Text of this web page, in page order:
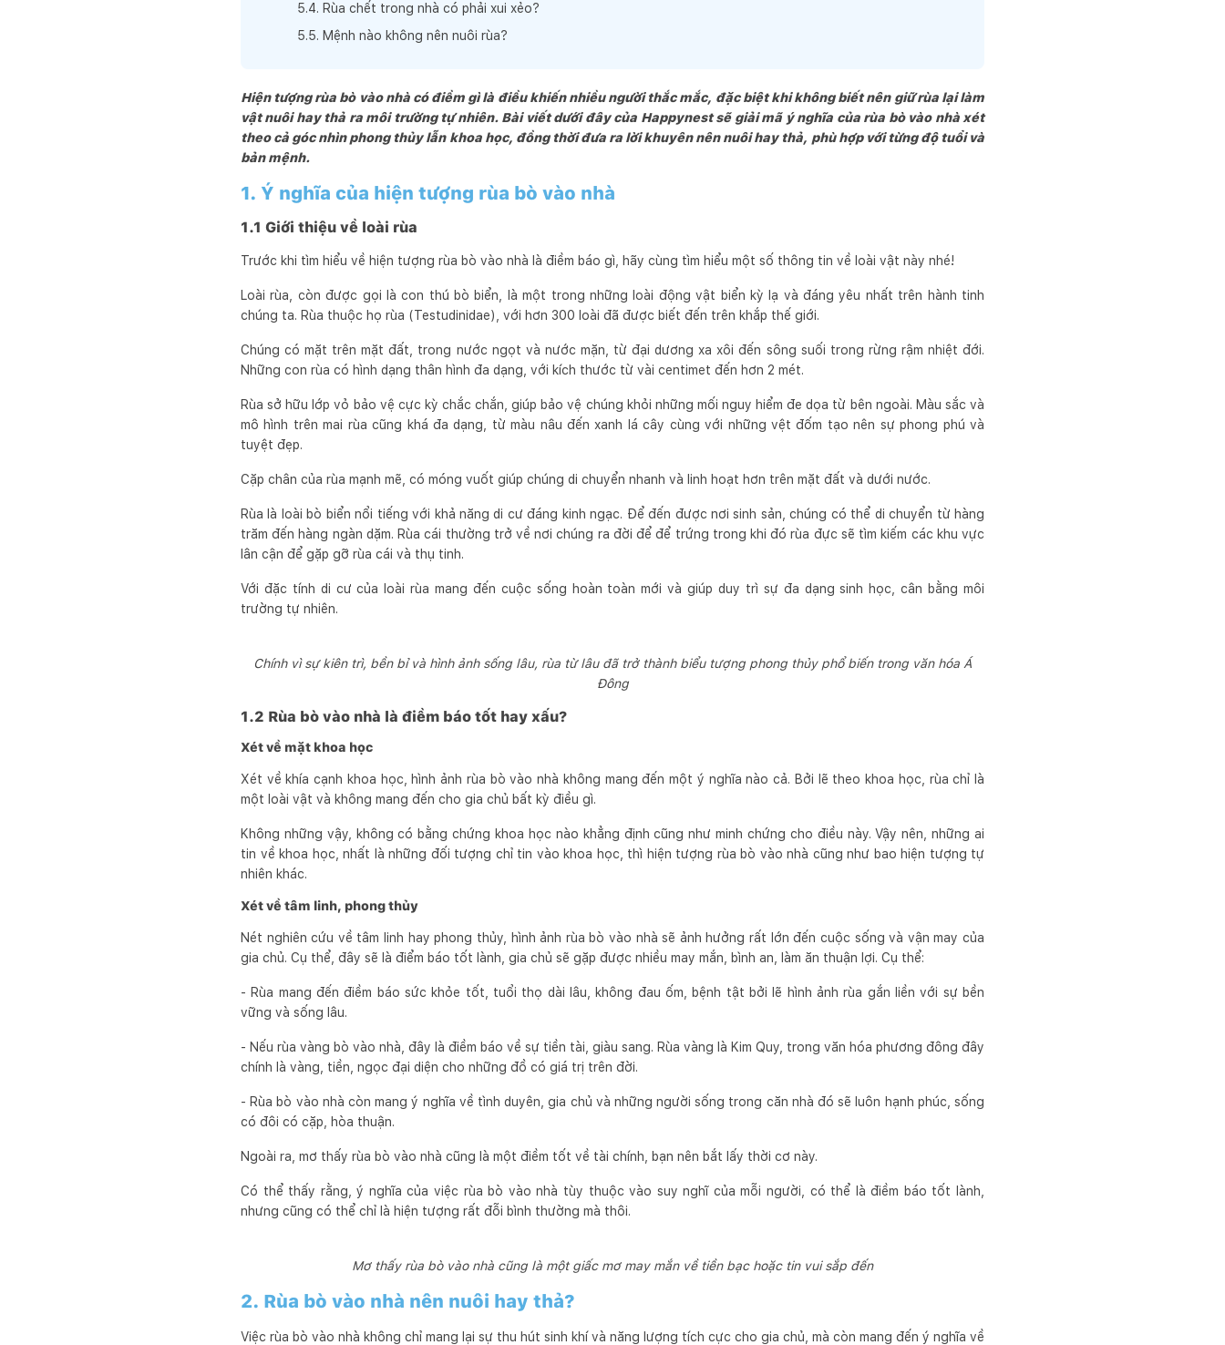
5.4. Rùa chết trong nhà có phải xui xẻo?
5.5. Mệnh nào không nên nuôi rùa?
Hiện tượng rùa bò vào nhà có điềm gì là điều khiến nhiều người thắc mắc, đặc biệt khi không biết nên giữ rùa lại làm
vật nuôi hay thả ra môi trường tự nhiên. Bài viết dưới đây của Happynest sẽ giải mã ý nghĩa của rùa bò vào nhà xét
theo cả góc nhìn phong thủy lẫn khoa học, đồng thời đưa ra lời khuyên nên nuôi hay thả, phù hợp với từng độ tuổi và
bản mệnh.
1. Ý nghĩa của hiện tượng rùa bò vào nhà
1.1 Giới thiệu về loài rùa
Trước khi tìm hiểu về hiện tượng rùa bò vào nhà là điềm báo gì, hãy cùng tìm hiểu một số thông tin về loài vật này nhé!
Loài rùa, còn được gọi là con thú bò biển, là một trong những loài động vật biển kỳ lạ và đáng yêu nhất trên hành tinh
chúng ta. Rùa thuộc họ rùa (Testudinidae), với hơn 300 loài đã được biết đến trên khắp thế giới.
Chúng có mặt trên mặt đất, trong nước ngọt và nước mặn, từ đại dương xa xôi đến sông suối trong rừng rậm nhiệt đới.
Những con rùa có hình dạng thân hình đa dạng, với kích thước từ vài centimet đến hơn 2 mét.
Rùa sở hữu lớp vỏ bảo vệ cực kỳ chắc chắn, giúp bảo vệ chúng khỏi những mối nguy hiểm đe dọa từ bên ngoài. Màu sắc và
mô hình trên mai rùa cũng khá đa dạng, từ màu nâu đến xanh lá cây cùng với những vệt đốm tạo nên sự phong phú và
tuyệt đẹp.
Cặp chân của rùa mạnh mẽ, có móng vuốt giúp chúng di chuyển nhanh và linh hoạt hơn trên mặt đất và dưới nước.
Rùa là loài bò biển nổi tiếng với khả năng di cư đáng kinh ngạc. Để đến được nơi sinh sản, chúng có thể di chuyển từ hàng
trăm đến hàng ngàn dặm. Rùa cái thường trở về nơi chúng ra đời để để trứng trong khi đó rùa đực sẽ tìm kiếm các khu vực
lân cận để gặp gỡ rùa cái và thụ tinh.
Với đặc tính di cư của loài rùa mang đến cuộc sống hoàn toàn mới và giúp duy trì sự đa dạng sinh học, cân bằng môi
trường tự nhiên.
Chính vì sự kiên trì, bền bỉ và hình ảnh sống lâu, rùa từ lâu đã trở thành biểu tượng phong thủy phổ biến trong văn hóa Á
Đông
1.2 Rùa bò vào nhà là điềm báo tốt hay xấu?
Xét về mặt khoa học
Xét về khía cạnh khoa học, hình ảnh rùa bò vào nhà không mang đến một ý nghĩa nào cả. Bởi lẽ theo khoa học, rùa chỉ là
một loài vật và không mang đến cho gia chủ bất kỳ điều gì.
Không những vậy, không có bằng chứng khoa học nào khẳng định cũng như minh chứng cho điều này. Vậy nên, những ai
tin về khoa học, nhất là những đối tượng chỉ tin vào khoa học, thì hiện tượng rùa bò vào nhà cũng như bao hiện tượng tự
nhiên khác.
Xét về tâm linh, phong thủy
Nét nghiên cứu về tâm linh hay phong thủy, hình ảnh rùa bò vào nhà sẽ ảnh hưởng rất lớn đến cuộc sống và vận may của
gia chủ. Cụ thể, đây sẽ là điểm báo tốt lành, gia chủ sẽ gặp được nhiều may mắn, bình an, làm ăn thuận lợi. Cụ thể:
- Rùa mang đến điềm báo sức khỏe tốt, tuổi thọ dài lâu, không đau ốm, bệnh tật bởi lẽ hình ảnh rùa gắn liền với sự bền
vững và sống lâu.
- Nếu rùa vàng bò vào nhà, đây là điềm báo về sự tiền tài, giàu sang. Rùa vàng là Kim Quy, trong văn hóa phương đông đây
chính là vàng, tiền, ngọc đại diện cho những đồ có giá trị trên đời.
- Rùa bò vào nhà còn mang ý nghĩa về tình duyên, gia chủ và những người sống trong căn nhà đó sẽ luôn hạnh phúc, sống
có đôi có cặp, hòa thuận.
Ngoài ra, mơ thấy rùa bò vào nhà cũng là một điềm tốt về tài chính, bạn nên bắt lấy thời cơ này.
Có thể thấy rằng, ý nghĩa của việc rùa bò vào nhà tùy thuộc vào suy nghĩ của mỗi người, có thể là điềm báo tốt lành,
nhưng cũng có thể chỉ là hiện tượng rất đỗi bình thường mà thôi.
Mơ thấy rùa bò vào nhà cũng là một giấc mơ may mắn về tiền bạc hoặc tin vui sắp đến
2. Rùa bò vào nhà nên nuôi hay thả?
Việc rùa bò vào nhà không chỉ mang lại sự thu hút sinh khí và năng lượng tích cực cho gia chủ, mà còn mang đến ý nghĩa về